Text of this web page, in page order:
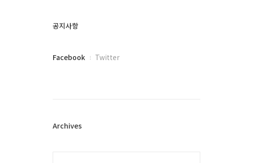
글
공지사항
페
플
Facebook Twitter
Archives